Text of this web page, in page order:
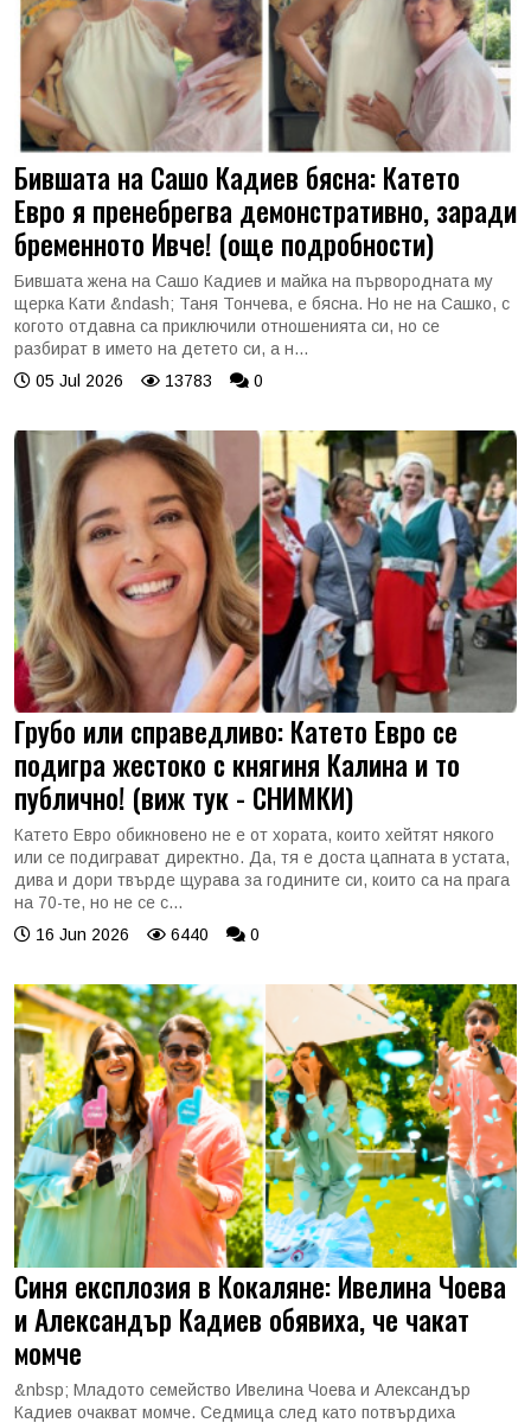
Бившата на Сашо Кадиев бясна: Катето
Евро я пренебрегва демонстративно, заради
бременното Ивче! (още подробности)
Бившата жена на Сашо Кадиев и майка на първородната му
щерка Кати &ndash; Таня Тончева, е бясна. Но не на Сашко, с
когото отдавна са приключили отношенията си, но се
разбират в името на детето си, а н...
05 Jul 2026
13783 0
Грубо или справедливо: Катето Евро се
подигра жестоко с княгиня Калина и то
публично! (виж тук - СНИМКИ)
Катето Евро обикновено не е от хората, които хейтят някого
или се подиграват директно. Да, тя е доста цапната в устата,
дива и дори твърде щурава за годините си, които са на прага
на 70-те, но не се с...
16 Jun 2026
6440 0
Синя експлозия в Кокаляне: Ивелина Чоева
и Александър Кадиев обявиха, че чакат
момче
&nbsp; Младото семейство Ивелина Чоева и Александър
Кадиев очакват момче. Седмица след като потвърдиха